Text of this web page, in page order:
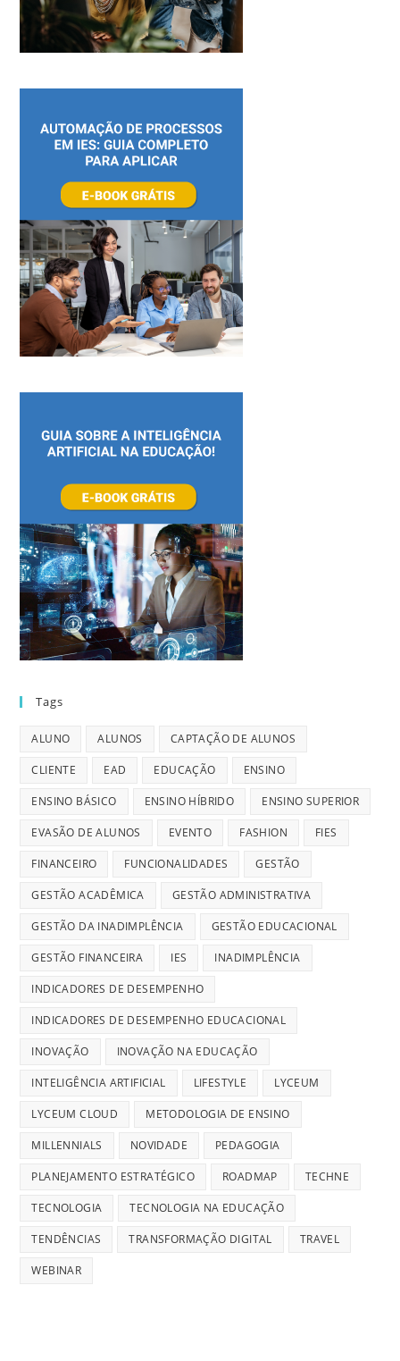
Tags
ALUNO ALUNOS CAPTAÇÃO DE ALUNOS
CLIENTE EAD EDUCAÇÃO ENSINO
ENSINO BÁSICO ENSINO HÍBRIDO ENSINO SUPERIOR
EVASÃO DE ALUNOS EVENTO FASHION FIES
FINANCEIRO FUNCIONALIDADES GESTÃO
GESTÃO ACADÊMICA GESTÃO ADMINISTRATIVA
GESTÃO DA INADIMPLÊNCIA GESTÃO EDUCACIONAL
GESTÃO FINANCEIRA IES INADIMPLÊNCIA
INDICADORES DE DESEMPENHO
INDICADORES DE DESEMPENHO EDUCACIONAL
INOVAÇÃO INOVAÇÃO NA EDUCAÇÃO
INTELIGÊNCIA ARTIFICIAL LIFESTYLE LYCEUM
LYCEUM CLOUD METODOLOGIA DE ENSINO
MILLENNIALS NOVIDADE PEDAGOGIA
PLANEJAMENTO ESTRATÉGICO ROADMAP TECHNE
TECNOLOGIA TECNOLOGIA NA EDUCAÇÃO
TENDÊNCIAS TRANSFORMAÇÃO DIGITAL TRAVEL
WEBINAR